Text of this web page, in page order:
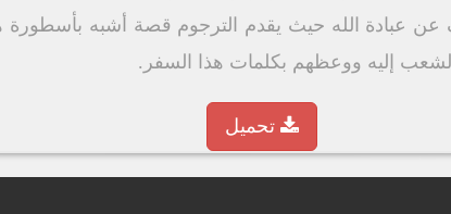
عن عبادة الله حيث يقدم الترجوم قصة أشبه
إليه ووعظهم بكلمات هذا السفر.
تحميل